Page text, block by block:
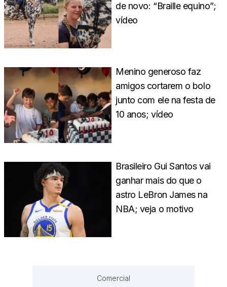
de novo: “Braille equino”;
vídeo
Menino generoso faz
amigos cortarem o bolo
junto com ele na festa de
10 anos; vídeo
Brasileiro Gui Santos vai
ganhar mais do que o
astro LeBron James na
NBA; veja o motivo
Comercial